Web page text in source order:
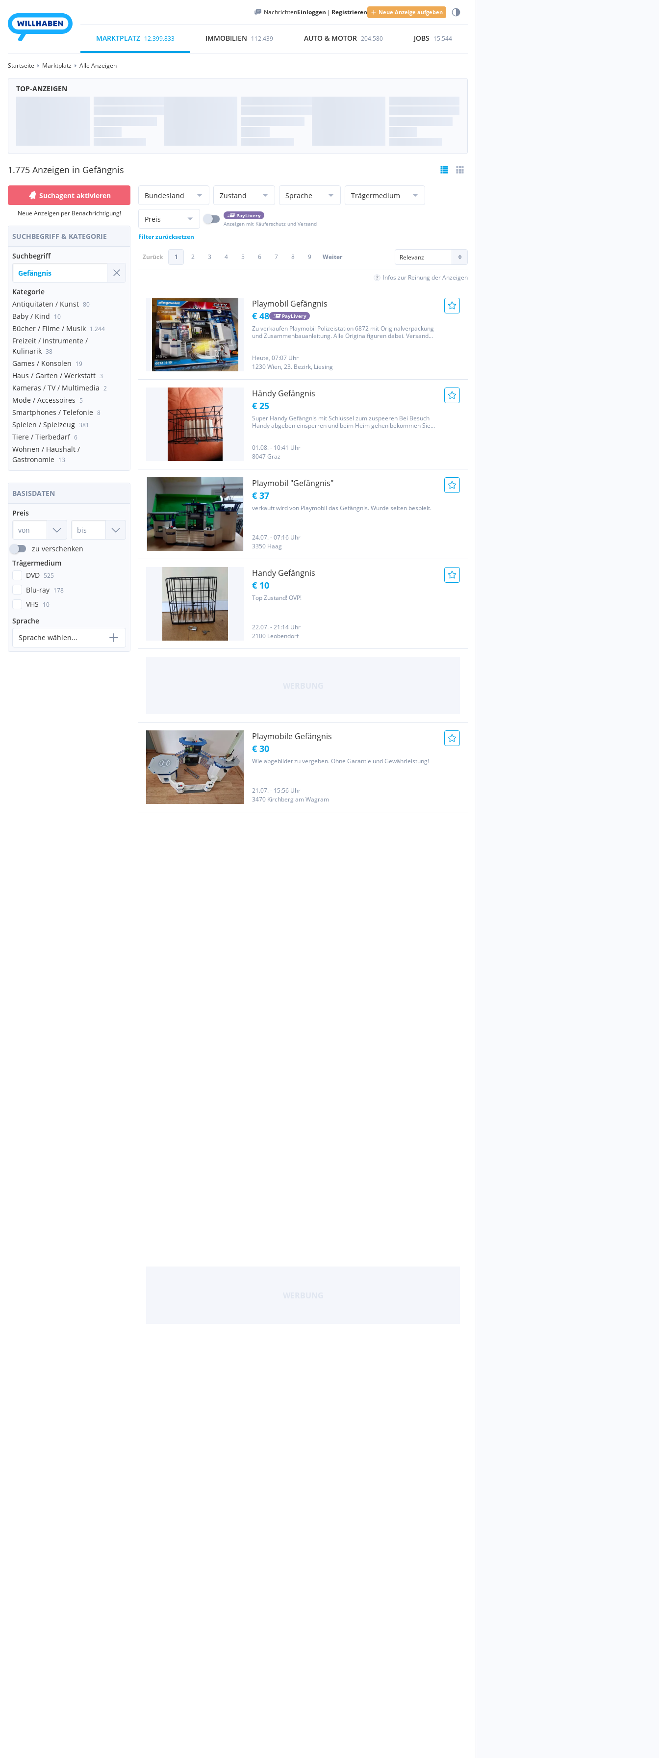
NachrichtenEinloggen | Registrieren Neue Anzeige aufgeben
MARKTPLATZ 12.399.833 IMMOBILIEN 112.439 AUTO & MOTOR 204.580 JOBS 15.544
Startseite Marktplatz Alle Anzeigen
TOP-ANZEIGEN
1.775 Anzeigen in Gefängnis
Suchagent aktivieren
Neue Anzeigen per Benachrichtigung!
SUCHBEGRIFF & KATEGORIE
Suchbegriff
Kategorie
Antiquitäten / Kunst 80
Baby / Kind 10
Bücher / Filme / Musik 1.244
Freizeit / Instrumente /
Kulinarik 38
Games / Konsolen 19
Haus / Garten / Werkstatt 3
Kameras / TV / Multimedia 2
Mode / Accessoires 5
Smartphones / Telefonie 8
Spielen / Spielzeug 381
Tiere / Tierbedarf 6
Wohnen / Haushalt /
Gastronomie 13
BASISDATEN
Preis
zu verschenken
Trägermedium
DVD 525
Blu-ray 178
VHS 10
Sprache
Sprache wählen...
Bundesland Zustand Sprache Trägermedium
Preis
PayLivery
Anzeigen mit Käuferschutz und Versand
Filter zurücksetzen
Zurück 1 2 3 4 5 6 7 8 9 Weiter
Infos zur Reihung der Anzeigen
Playmobil Gefängnis
€ 48 PayLivery
Zu verkaufen Playmobil Polizeistation 6872 mit Originalverpackung
und Zusammenbauanleitung. Alle Originalfiguren dabei. Versand
Heute, 07:07 Uhr
1230 Wien, 23. Bezirk, Liesing
Händy Gefängnis
€ 25
Super Handy Gefängnis mit Schlüssel zum zuspeeren Bei Besuch
Handy abgeben einsperren und beim Heim gehen bekommen Sie
01.08. - 10:41 Uhr
8047 Graz
Playmobil "Gefängnis"
€ 37
verkauft wird von Playmobil das Gefängnis. Wurde selten bespielt.
24.07. - 07:16 Uhr
3350 Haag
Handy Gefängnis
€ 10
Top Zustand! OVP!
22.07. - 21:14 Uhr
2100 Leobendorf
Playmobile Gefängnis
€ 30
Wie abgebildet zu vergeben. Ohne Garantie und Gewährleistung!
21.07. - 15:56 Uhr
3470 Kirchberg am Wagram